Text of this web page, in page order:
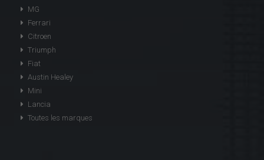
MG
Ferrari
Citroen
Triumph
Fiat
Austin Healey
Mini
Lancia
Toutes les marques